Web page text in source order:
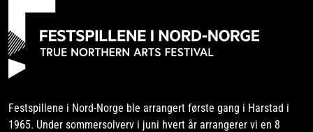
i
d
Festspillene i Nord-Norge ble arrangert første gang i Harstad i
1965. Under sommersolverv i juni hvert år arrangerer vi en 8